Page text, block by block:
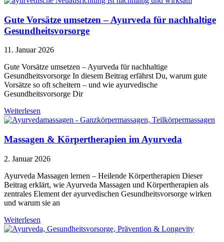
Gute Vorsätze umsetzen – Ayurveda für nachhaltige
Gesundheitsvorsorge
11. Januar 2026
Gute Vorsätze umsetzen – Ayurveda für nachhaltige
Gesundheitsvorsorge In diesem Beitrag erfährst Du, warum gute
Vorsätze so oft scheitern – und wie ayurvedische
Gesundheitsvorsorge Dir
Weiterlesen
Massagen & Körpertherapien im Ayurveda
2. Januar 2026
Ayurveda Massagen lernen – Heilende Körpertherapien Dieser
Beitrag erklärt, wie Ayurveda Massagen und Körpertherapien als
zentrales Element der ayurvedischen Gesundheitsvorsorge wirken
und warum sie an
Weiterlesen